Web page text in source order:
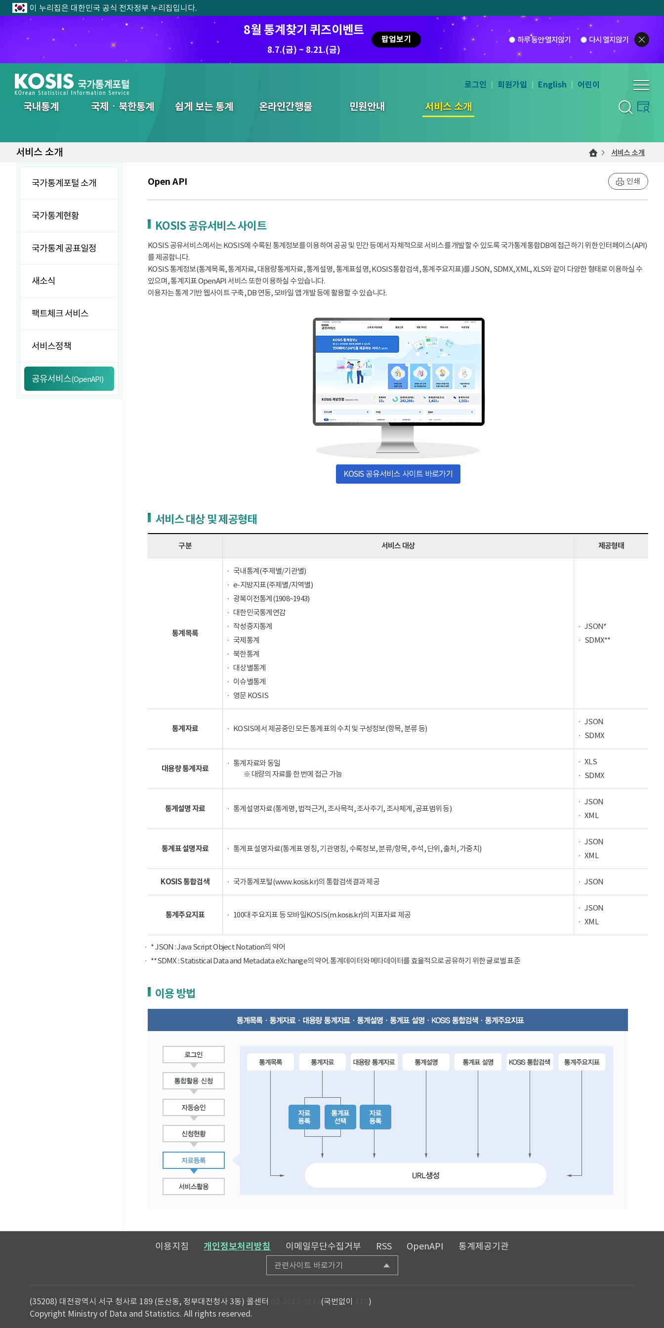
이 누리집은 대한민국 공식 전자정부 누리집입니다.
8월 통계찾기 퀴즈이벤트
8.7.(금) ~ 8.21.(금)
팝업보기 하루 동안 열지않기 다시 열지않기
국내통계 국제ㆍ북한통계 쉽게 보는 통계 온라인간행물 민원안내 서비스 소개
통합검색
로그인 회원가입 English 어린이
서비스 소개 서비스 소개
국가통계포털 소개
국가통계현황
국가통계 공표일정
새소식
팩트체크 서비스
서비스정책
공유서비스(OpenAPI)
Open API 인쇄
KOSIS 공유서비스 사이트
KOSIS 공유서비스에서는 KOSIS에 수록된 통계정보를 이용하여 공공 및 민간 등에서 자체적으로 서비스를 개발할 수 있도록 국가통계통합DB에 접근하기 위한 인터페이스(API)
를 제공합니다.
KOSIS 통계정보(통계목록, 통계자료, 대용량통계자료, 통계설명, 통계표설명, KOSIS통합검색, 통계주요지표)를 JSON, SDMX, XML, XLS와 같이 다양한 형태로 이용하실 수
있으며, 통계지표 OpenAPI 서비스 또한 이용하실 수 있습니다.
이용자는 통계 기반 웹사이트 구축, DB 연동, 모바일 앱 개발 등에 활용할 수 있습니다.
KOSIS 공유서비스 사이트 바로가기
서비스 대상 및 제공형태
구분 서비스 대상 제공형태
통계목록
국내통계(주제별/기관별)
e-지방지표(주제별/지역별)
광복이전통계(1908~1943)
대한민국통계연감
작성중지통계
국제통계
북한통계
대상별통계
이슈별통계
영문 KOSIS
JSON*
SDMX**
통계자료 KOSIS에서 제공중인 모든 통계표의 수치 및 구성정보(항목, 분류 등)
JSON
SDMX
대용량 통계자료
통계자료와 동일
※ 대량의 자료를 한 번에 접근 가능
XLS
SDMX
통계설명 자료 통계설명자료(통계명, 법적근거, 조사목적, 조사주기, 조사체계, 공표범위 등)
JSON
XML
통계표 설명자료 통계표 설명자료(통계표 명칭, 기관명칭, 수록정보, 분류/항목, 주석, 단위, 출처, 가중치)
JSON
XML
KOSIS 통합검색 국가통계포털(www.kosis.kr)의 통합검색결과 제공 JSON
통계주요지표 100대 주요지표 등 모바일KOSIS(m.kosis.kr)의 지표자료 제공
JSON
XML
* JSON : Java Script Object Notation의 약어
**SDMX : Statistical Data and Metadata eXchange의 약어. 통계데이터와 메타데이터를 효율적으로 공유하기 위한 글로벌 표준
이용 방법
이용지침 개인정보처리방침 이메일무단수집거부 RSS OpenAPI 통계제공기관
관련사이트 바로가기
(35208) 대전광역시 서구 청사로 189 (둔산동, 정부대전청사 3동) 콜센터 (국번없이
)
Copyright Ministry of Data and Statistics. All rights reserved.